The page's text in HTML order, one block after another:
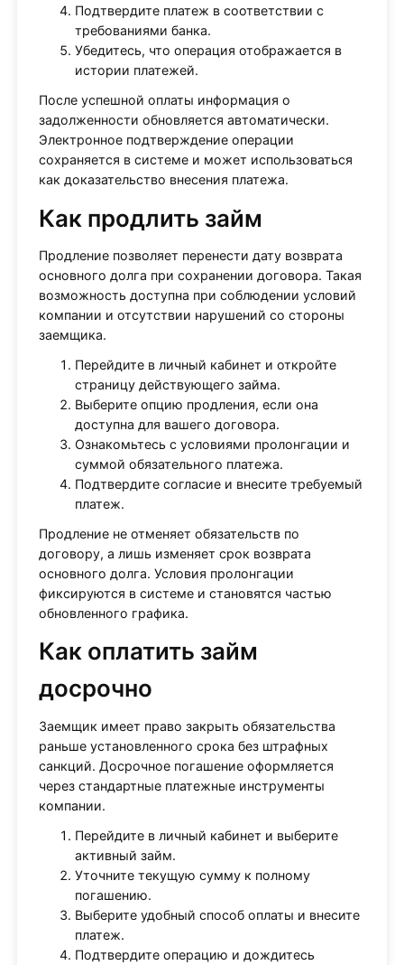
Подтвердите платеж в соответствии с
требованиями банка.
Убедитесь, что операция отображается в
истории платежей.
После успешной оплаты информация о
задолженности обновляется автоматически.
Электронное подтверждение операции
сохраняется в системе и может использоваться
как доказательство внесения платежа.
Как продлить займ
Продление позволяет перенести дату возврата
основного долга при сохранении договора. Такая
возможность доступна при соблюдении условий
компании и отсутствии нарушений со стороны
заемщика.
Перейдите в личный кабинет и откройте
страницу действующего займа.
Выберите опцию продления, если она
доступна для вашего договора.
Ознакомьтесь с условиями пролонгации и
суммой обязательного платежа.
Подтвердите согласие и внесите требуемый
платеж.
Продление не отменяет обязательств по
договору, а лишь изменяет срок возврата
основного долга. Условия пролонгации
фиксируются в системе и становятся частью
обновленного графика.
Как оплатить займ
досрочно
Заемщик имеет право закрыть обязательства
раньше установленного срока без штрафных
санкций. Досрочное погашение оформляется
через стандартные платежные инструменты
компании.
Перейдите в личный кабинет и выберите
активный займ.
Уточните текущую сумму к полному
погашению.
Выберите удобный способ оплаты и внесите
платеж.
Подтвердите операцию и дождитесь